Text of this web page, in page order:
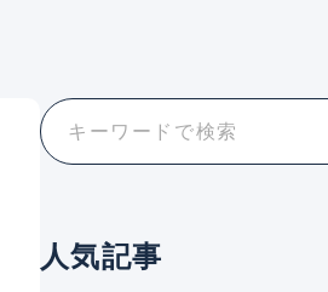
人気記事